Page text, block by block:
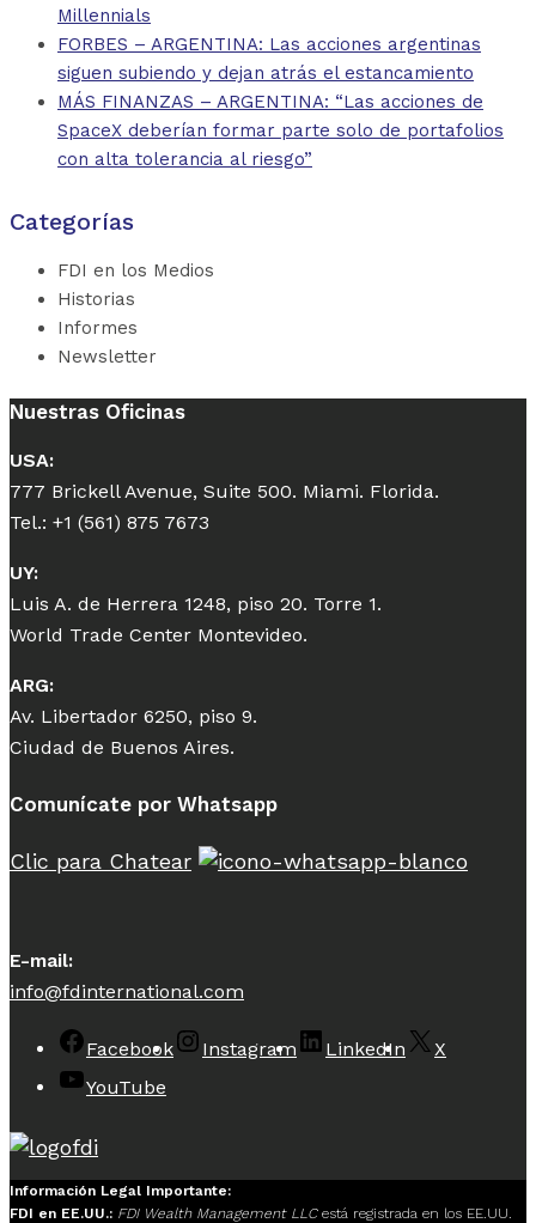
Millennials
FORBES – ARGENTINA: Las acciones argentinas
siguen subiendo y dejan atrás el estancamiento
MÁS FINANZAS – ARGENTINA: “Las acciones de
SpaceX deberían formar parte solo de portafolios
con alta tolerancia al riesgo”
Categorías
FDI en los Medios
Historias
Informes
Newsletter
Nuestras Oficinas
USA:
777 Brickell Avenue, Suite 500. Miami. Florida.
Tel.: +1 (561) 875 7673
UY:
Luis A. de Herrera 1248, piso 20. Torre 1.
World Trade Center Montevideo.
ARG:
Av. Libertador 6250, piso 9.
Ciudad de Buenos Aires.
Comunícate por Whatsapp
Clic para Chatear
E-mail:
info@fdinternational.com
Facebook Instagram LinkedIn
X
YouTube
Información Legal Importante:
FDI en EE.UU.: FDI Wealth Management LLCestá registrada en los EE.UU.